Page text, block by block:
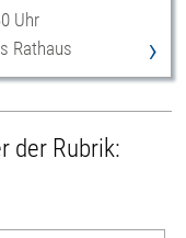
Uhr
Rathaus
›
der Rubrik: